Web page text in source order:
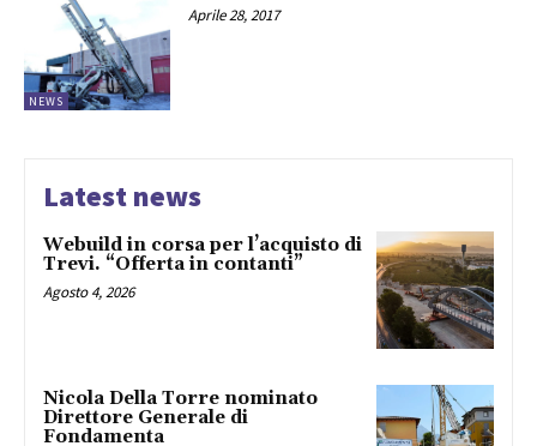
NEWS
Aprile 28, 2017
Latest news
Webuild in corsa per l’acquisto di
Trevi. “Offerta in contanti”
Agosto 4, 2026
Nicola Della Torre nominato
Direttore Generale di
Fondamenta